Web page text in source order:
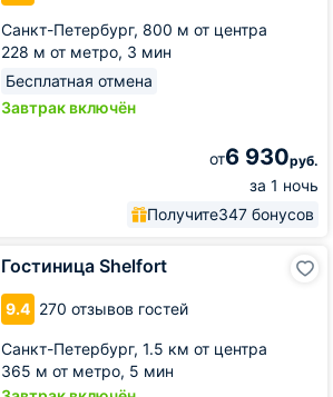
Санкт-Петербург, 800 м от центра
228 м от метро, 3 мин
Бесплатная отмена
Завтрак включён
от6 930руб.
за 1 ночь
Получите347 бонусов
Гостиница Shelfort
9.4 270 отзывов гостей
Санкт-Петербург, 1.5 км от центра
365 м от метро, 5 мин